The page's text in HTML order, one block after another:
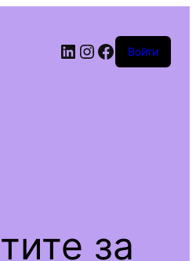
Войти
за